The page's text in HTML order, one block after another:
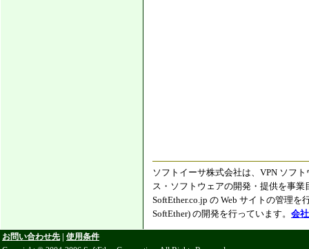
ソフトイーサ株式会社は、VPN ソフ
ス・ソフトウェアの開発・提供を事
SoftEther.co.jp の Web サイトの管理
SoftEther) の開発を行っています。 会
お問い合わせ先
使用条件